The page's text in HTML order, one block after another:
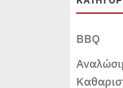
BBQ